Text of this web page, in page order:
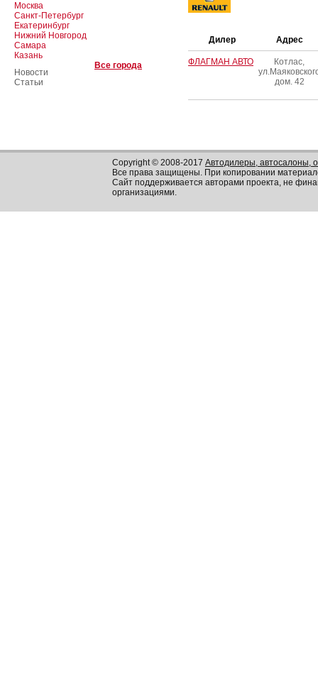
Москва
Санкт-Петербург
Екатеринбург
Нижний Новгород
Самара
Казань
Все города
Новости
Статьи
Дилер Адрес
ФЛАГМАН АВТО
Котлас,
дом. 42
Copyright © 2008-2017 Автодилеры, автосалоны,
Все права защищены. При копировании
Сайт поддерживается авторами проекта, не
организациями.